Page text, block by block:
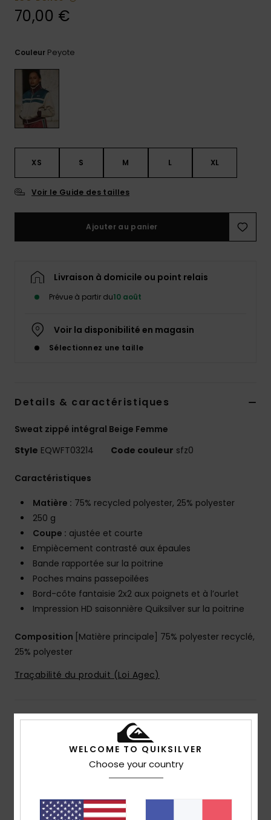
la FAQ
70,00 €
Couleur Peyote
XS S M L XL
Voir le Guide des tailles
Ajouter au panier
Livraison à domicile ou point relais
Prévue à partir du10 août
Voir la disponibilité en magasin
Sélectionnez une taille
Details & caractéristiques
Sweat zippé intégral Beige Femme
Style EQWFT03214 Code couleur sfz0
Caractéristiques
Matière : 75% recycled polyester, 25% polyester
250 g
Coupe : ajustée et courte
Empiècement contrasté aux épaules
Bande rapportée sur la poitrine
Poches mains passepoilées
Bord-côte fantaisie 2x2 aux poignets et à l’ourlet
Impression HD saisonnière Quiksilver sur la poitrine
Composition [Matière principale] 75% polyester recyclé,
25% polyester
Traçabilité du produit (Loi Agec)
Livraison & Retours
Note moyenne
WELCOME TO QUIKSILVER
Choose your country